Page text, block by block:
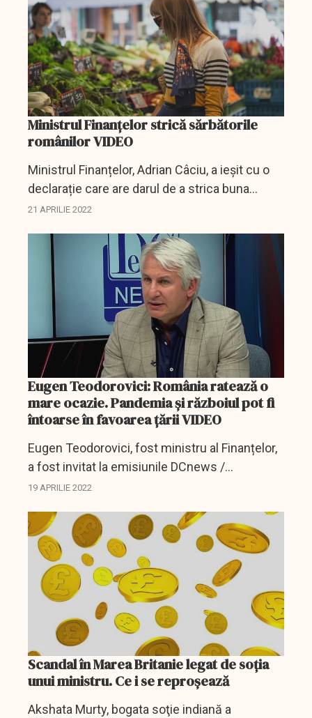
Ministrul Finanțelor strică sărbătorile
românilor VIDEO
Ministrul Finanțelor, Adrian Câciu, a ieșit cu o
declarație care are darul de a strica buna
dispoziție a românilor înaintea Sărbătorilor
21 APRILIE 2022
Eugen Teodorovici: România ratează o
mare ocazie. Pandemia și războiul pot fi
întoarse în favoarea țării VIDEO
Eugen Teodorovici, fost ministru al Finanțelor,
a fost invitat la emisiunile DCnews /
DCBusiness, unde a vorbit despre situația
19 APRILIE 2022
Scandal în Marea Britanie legat de soția
unui ministru. Ce i se reproșează
Akshata Murty, bogata soţie indiană a